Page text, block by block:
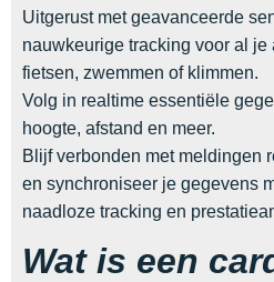
Uitgerust met geavanceerde
nauwkeurige tracking voor al
fietsen, zwemmen of klimmen.
Volg in realtime essentiële
hoogte, afstand en meer.
Blijf verbonden met meldingen
en synchroniseer je gegevens
naadloze tracking en
Wat is een